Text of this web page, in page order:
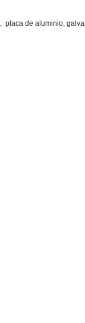
de aluminio,